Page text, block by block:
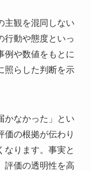
主観を混同しない
行動や態度といっ
例や数値をもとに
照らした判断を示
かなかった」とい
価の根拠が伝わり
なります。事実と
評価の透明性を高